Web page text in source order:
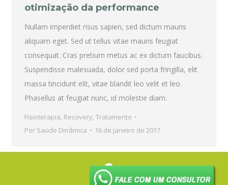
otimização da performance
Nullam imperdiet risus sapien, sed dictum mauris
aliquam eget. Sed ut tellus vitae mauris feugiat
consequat. Cras pretium metus ac ex dictum faucibus.
Suspendisse malesuada, dolor sed porta fringilla, elit
massa tincidunt elit, vitae blandit leo velit et leo.
Phasellus at feugiat nunc, id molestie diam.
Fisioterapia, Recovery, Tratamento
Por Saúde Dinâmica 16 de janeiro de 2017